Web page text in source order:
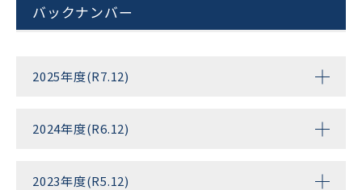
バックナンバー
2025年度(R7.12)
2024年度(R6.12)
2023年度(R5.12)